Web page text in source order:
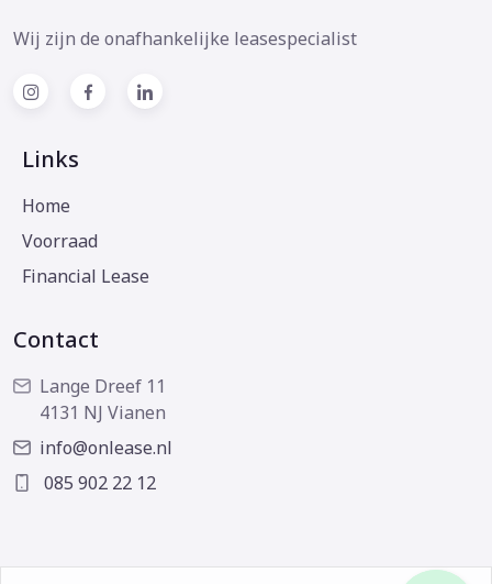
Wij zijn de onafhankelijke leasespecialist
Links
Home
Voorraad
Financial Lease
Contact
Lange Dreef 11
4131 NJ Vianen
info@onlease.nl
085 902 22 12